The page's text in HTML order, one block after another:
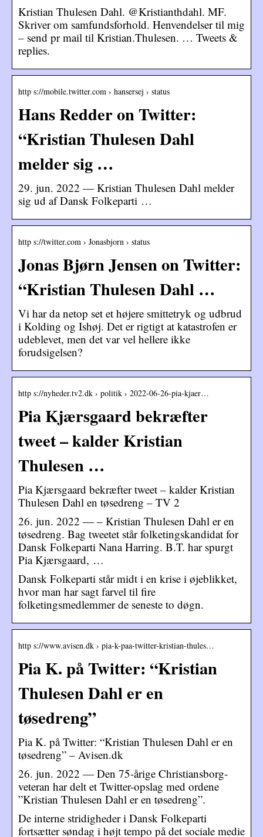
Kristian Thulesen Dahl. @Kristianthdahl. MF.
Skriver om samfundsforhold. Henvendelser til mig
– send pr mail til Kristian.Thulesen. … Tweets &
replies.
http s://mobile.twitter.com › hansersej › status
Hans Redder on Twitter:
“Kristian Thulesen Dahl
melder sig …
29. jun. 2022 — Kristian Thulesen Dahl melder
sig ud af Dansk Folkeparti …
http s://twitter.com › Jonasbjorn › status
Jonas Bjørn Jensen on Twitter:
“Kristian Thulesen Dahl …
Vi har da netop set et højere smittetryk og udbrud
i Kolding og Ishøj. Det er rigtigt at katastrofen er
udeblevet, men det var vel hellere ikke
forudsigelsen?
http s://nyheder.tv2.dk › politik › 2022-06-26-pia-kjaer…
Pia Kjærsgaard bekræfter
tweet – kalder Kristian
Thulesen …
Pia Kjærsgaard bekræfter tweet – kalder Kristian
Thulesen Dahl en tøsedreng – TV 2
26. jun. 2022 — – Kristian Thulesen Dahl er en
tøsedreng. Bag tweetet står folketingskandidat for
Dansk Folkeparti Nana Harring. B.T. har spurgt
Pia Kjærsgaard, …
Dansk Folkeparti står midt i en krise i øjeblikket,
hvor man har sagt farvel til fire
folketingsmedlemmer de seneste to døgn.
http s://www.avisen.dk › pia-k-paa-twitter-kristian-thules…
Pia K. på Twitter: “Kristian
Thulesen Dahl er en
tøsedreng”
Pia K. på Twitter: “Kristian Thulesen Dahl er en
tøsedreng” – Avisen.dk
26. jun. 2022 — Den 75-årige Christiansborg-
veteran har delt et Twitter-opslag med ordene
”Kristian Thulesen Dahl er en tøsedreng”.
De interne stridigheder i Dansk Folkeparti
fortsætter søndag i højt tempo på det sociale medie